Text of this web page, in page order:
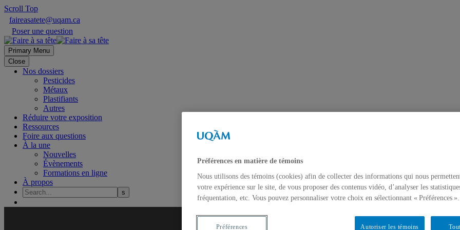
Scroll Top
faireasatete@uqam.ca
Poser une question
Primary Menu
Close
Nos dossiers
Pesticides
Métaux
Plastifiants
Autres
Réduire votre exposition
Ressources
Foire aux questions
À la une
Nouvelles
Évènements
Formations en ligne
À propos
Préférences en matière de témoins
Nous utilisons des témoins (cookies) afin de collecter des informations qui nous
votre expérience sur le site, de vous proposer des contenus vidéo, d’analyser les
fréquentation, etc. Vous pouvez personnaliser votre choix en sélectionnant « Préférences ».
Autoriser les témoins
Préférences